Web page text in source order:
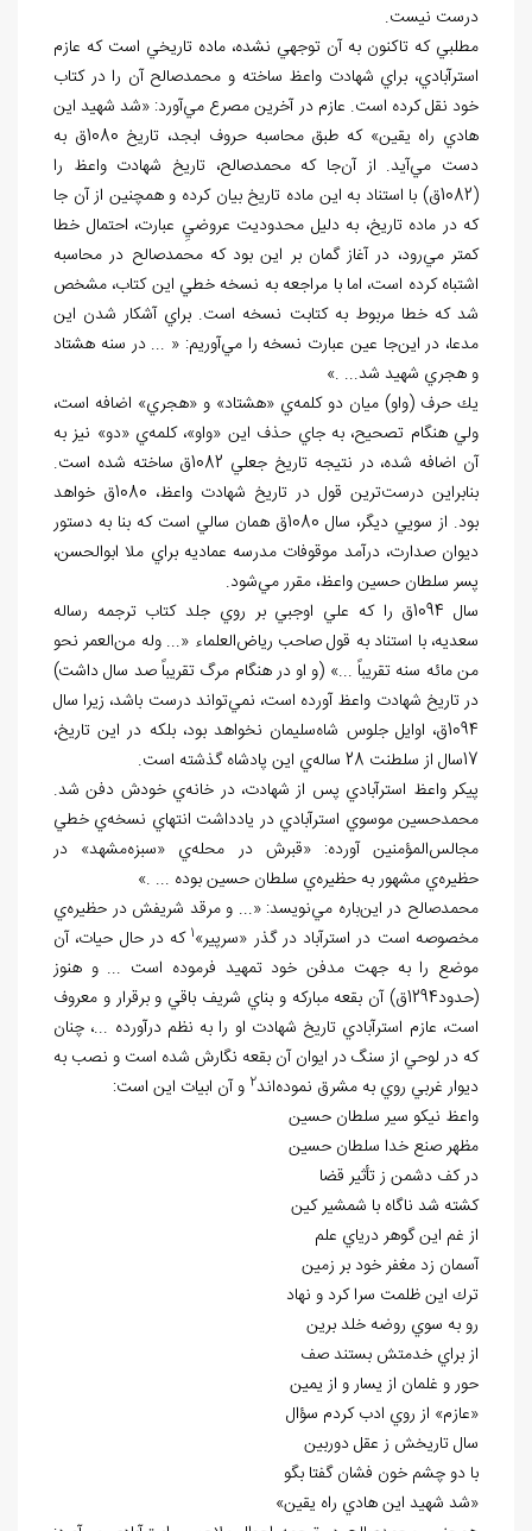
درست نيست.
مطلبي كه تاكنون به آن توجهي نشده، ماده تاريخي است كه عازم
استرآبادي، براي شهادت واعظ ساخته و محمدصالح آن را در كتاب
خود نقل كرده است. عازم در آخرين مصرع ميآورد: «شد شهيد اين
هادي راه يقين» كه طبق محاسبه حروف ابجد، تاريخ 1080ق به
دست ميآيد. از آنجا كه محمدصالح، تاريخ شهادت واعظ را
(1082ق) با استناد به اين ماده تاريخ بيان كرده و همچنين از آن جا
كه در ماده تاريخ، به دليل محدوديت عروضيِ عبارت، احتمال خطا
كمتر ميرود، در آغاز گمان بر اين بود كه محمدصالح در محاسبه
اشتباه كرده است، اما با مراجعه به نسخه خطي اين كتاب، مشخص
شد كه خطا مربوط به كتابت نسخه است. براي آشكار شدن اين
مدعا، در اينجا عين عبارت نسخه را ميآوريم: « ... در سنه هشتاد
و هجري شهيد شد... .»
يك حرف (واو) ميان دو كلمهي «هشتاد» و «هجري» اضافه است،
ولي هنگام تصحيح، به جاي حذف اين «واو»، كلمهي «دو» نيز به
آن اضافه شده، در نتيجه تاريخ جعلي 1082ق ساخته شده است.
بنابراين درست
ترين قول در تاريخ شهادت واعظ، 1080ق خواهد
بود. از سويي ديگر، سال 1080ق همان سالي است كه بنا به دستور
ديوان صدارت، درآمد موقوفات مدرسه عماديه براي ملا ابوالحسن،
پسر سلطان حسين واعظ، مقرر ميشود.
سال 1094ق را كه علي اوجبي بر روي جلد كتاب ترجمه رساله
سعديه، با استناد به قول صاحب رياضالعلماء «... وله منالعمر نحو
من مائه سنه تقريباً ...» (و او در هنگام مرگ تقريباً صد سال داشت)
در تاريخ شهادت واعظ آورده است، نميتواند درست باشد، زيرا سال
1094ق، اوايل جلوس شاه
سليمان نخواهد بود، بلكه در اين تاريخ،
17سال از سلطنت 28 ساله
ي اين پادشاه گذشته است.
پيکر واعظ استرآبادي پس از شهادت، در خانهي خودش دفن شد.
محمدحسين موسوي استرآبادي در يادداشت انتهاي نسخهي خطي
مجالسالمؤمنين آورده: «قبرش در محلهي «سبزه­مشهد» در
حظيرهي مشهور به حظيرهي سلطان حسين بوده ... .»
محمدصالح در اينباره مينويسد: «... و مرقد شريفش در حظيرهي
مخصوصه است در استرآباد در گذر «سرپير»1كه در حال حيات، آن
موضع را به جهت مدفن خود تمهيد فرموده است ... و هنوز
(حدود1294ق) آن بقعه مباركه و بناي شريف باقي و برقرار و معروف
است، عازم استرآبادي تاريخ شهادت او را به نظم درآورده ...، چنان
كه در لوحي از سنگ در ايوان آن بقعه نگارش شده است و نصب به
ديوار غربي روي به مشرق نمودهاند2 و آن ابيات اين است:
واعظ نيكو سير سلطان حسين
مظهر صنع خدا سلطان حسين
در كف دشمن ز تأثير قضا
كشته شد ناگاه با شمشير كين
از غم اين گوهر درياي علم
آسمان زد مغفر خود بر زمين
ترك اين ظلمت سرا كرد و نهاد
رو به سوي روضه خلد برين
از براي خدمتش بستند صف
حور و غلمان از يسار و از يمين
«عازم» از روي ادب كردم سؤال
سال تاريخش ز عقل دوربين
با دو چشم خون فشان گفتا بگو
«شد شهيد اين هادي راه يقين»